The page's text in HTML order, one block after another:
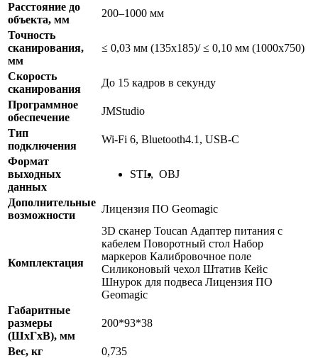
Расстояние до
объекта, мм
200–1000 мм
Точность
сканирования,
мм
≤ 0,03 мм (135x185)/ ≤ 0,10 мм (1000x750)
Скорость
сканирования
До 15 кадров в секунду
Программное
обеспечение
JMStudio
Тип
подключения
Wi-Fi 6, Bluetooth4.1, USB-C
Формат
выходных
данных
STL, OBJ
Дополнительные
возможности
Лицензия ПО Geomagic
Комплектация
3D сканер Toucan Адаптер питания с
кабелем Поворотный стол Набор
маркеров Калибровочное поле
Силиконовый чехол Штатив Кейс
Шнурок для подвеса Лицензия ПО
Geomagic
Габаритные
размеры
(ШхГхВ), мм
200*93*38
Вес, кг
0,735